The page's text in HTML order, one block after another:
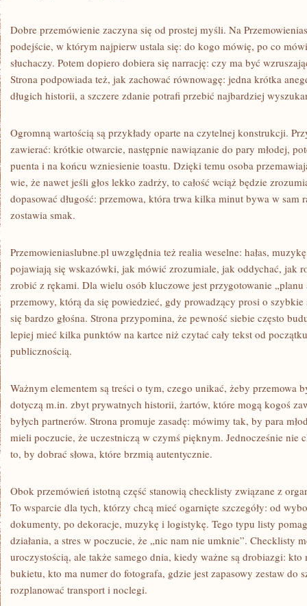
Dobre przemówienie zaczyna się od prostej myśli. Na
podejście, w którym najpierw ustala się: do kogo mówię, po co
słuchaczy. Potem dopiero dobiera się narrację: czy ma być
Strona podpowiada też, jak zachować równowagę: jedna krótka
długich historii, a szczere zdanie potrafi przebić najbardziej
Ogromną wartością są przykłady oparte na czytelnej konstrukcji.
zawierać: krótkie otwarcie, następnie nawiązanie do pary młodej,
puenta i na końcu wzniesienie toastu. Dzięki temu osoba
wie, że nawet jeśli głos lekko zadrży, to całość wciąż będzie
dopasować długość: przemowa, która trwa kilka minut bywa w sam
zostawia smak.
Przemowieniaslubne.pl uwzględnia też realia weselne: hałas,
pojawiają się wskazówki, jak mówić zrozumiale, jak oddychać, jak
zrobić z rękami. Dla wielu osób kluczowe jest przygotowanie
przemowy, którą da się powiedzieć, gdy prowadzący prosi o szybkie
się bardzo głośna. Strona przypomina, że pewność siebie często
lepiej mieć kilka punktów na kartce niż czytać cały tekst od
publicznością.
Ważnym elementem są treści o tym, czego unikać, żeby przemowa
dotyczą m.in. zbyt prywatnych historii, żartów, które mogą kogoś
byłych partnerów. Strona promuje zasadę: mówimy tak, by para
mieli poczucie, że uczestniczą w czymś pięknym. Jednocześnie
to, by dobrać słowa, które brzmią autentycznie.
Obok przemówień istotną część stanowią checklisty związane z
To wsparcie dla tych, którzy chcą mieć ogarnięte szczegóły: od
dokumenty, po dekoracje, muzykę i logistykę. Tego typu listy
działania, a stres w poczucie, że „nic nam nie umknie”. Checklisty
uroczystością, ale także samego dnia, kiedy ważne są drobiazgi:
bukietu, kto ma numer do fotografa, gdzie jest zapasowy zestaw do
rozplanować transport i noclegi.